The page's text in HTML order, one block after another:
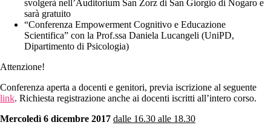
svolgerà nell’Auditorium San Zorz di San Giorgio di Nogaro e
sarà gratuito
“Conferenza Empowerment Cognitivo e Educazione
Scientifica” con la Prof.ssa Daniela Lucangeli (UniPD,
Dipartimento di Psicologia)
Attenzione!
Conferenza aperta a docenti e genitori, previa iscrizione al seguente
link. Richiesta registrazione anche ai docenti iscritti all’intero corso.
Mercoledì 6 dicembre 2017 dalle 16.30 alle 18.30